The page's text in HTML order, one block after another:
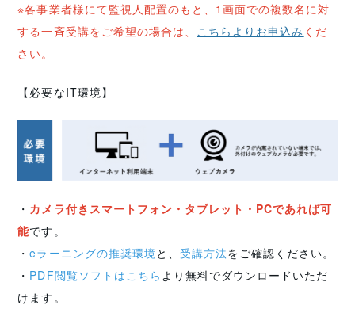
※各事業者様にて監視人配置のもと、1画面での複数名に対
する一斉受講をご希望の場合は、 こちらよりお申込み くだ
さい。
【必要なIT環境】
・ カメラ付きスマートフォン・タブレット・PCであれば可
能です。
・eラーニングの推奨環境と、 受講方法をご確認ください。
・ PDF閲覧ソフトはこちら より無料でダウンロードいただ
けます。